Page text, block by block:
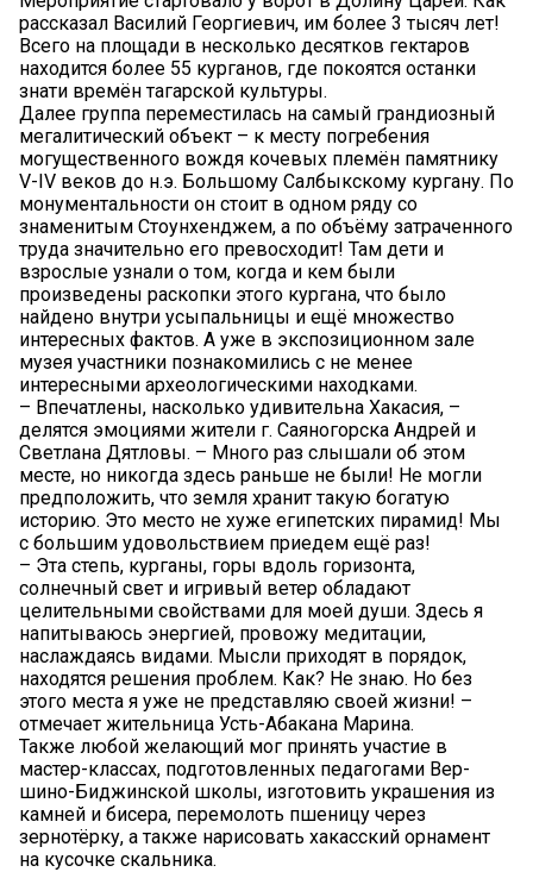
рассказал Василий Георгиевич, им более 3 тысяч лет!
Всего на площади в несколько десятков гектаров
находится более 55 курганов, где покоятся останки
знати времён тагарской культуры.
Далее группа переместилась на самый грандиозный
мегалитический объект – к месту погребения
могущественного вождя кочевых племён памятнику
V-IV веков до н.э. Большому Салбыкскому кургану. По
монументальности он стоит в одном ряду со
знаменитым Стоунхенджем, а по объёму затраченного
труда значительно его превосходит! Там дети и
взрослые узнали о том, когда и кем были
произведены раскопки этого кургана, что было
найдено внутри усыпальницы и ещё множество
интересных фактов. А уже в экспозиционном зале
музея участники познакомились с не менее
интересными археологическими находками.
– Впечатлены, насколько удивительна Хакасия, –
делятся эмоциями жители г. Саяногорска Андрей и
Светлана Дятловы. – Много раз слышали об этом
месте, но никогда здесь раньше не были! Не могли
предположить, что земля хранит такую богатую
историю. Это место не хуже египетских пирамид! Мы
с большим удовольствием приедем ещё раз!
– Эта степь, курганы, горы вдоль горизонта,
солнечный свет и игривый ветер обладают
целительными свойствами для моей души. Здесь я
напитываюсь энергией, провожу медитации,
наслаждаясь видами. Мысли приходят в порядок,
находятся решения проблем. Как? Не знаю. Но без
этого места я уже не представляю своей жизни! –
отмечает жительница Усть-Абакана Марина.
Также любой желающий мог принять участие в
мастер-классах, подготовленных педагогами Вер-
шино-Биджинской школы, изготовить украшения из
камней и бисера, перемолоть пшеницу через
зернотёрку, а также нарисовать хакасский орнамент
на кусочке скальника.